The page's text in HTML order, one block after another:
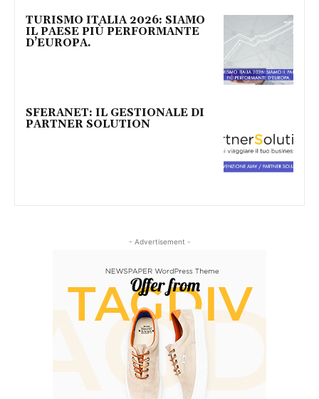
TURISMO ITALIA 2026: SIAMO
IL PAESE PIÙ PERFORMANTE
D’EUROPA.
SFERANET: IL GESTIONALE DI
PARTNER SOLUTION
- Advertisement -